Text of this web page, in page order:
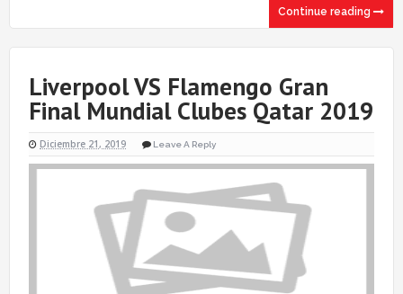
Continue reading
Liverpool VS Flamengo Gran
Final Mundial Clubes Qatar 2019
Diciembre 21, 2019 Leave A Reply